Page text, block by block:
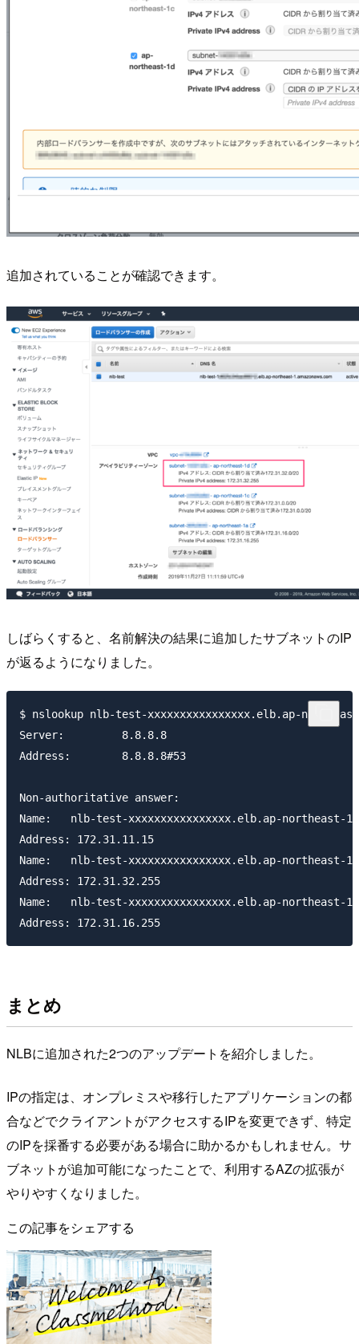
追加されていることが確認できます。
しばらくすると、名前解決の結果に追加したサブネットのIP
が返るようになりました。
$ nslookup nlb-test-xxxxxxxxxxxxxxxx.elb.ap-
Server:		8.8.8.8
Address:	8.8.8.8#53
Non-authoritative answer:
Name:	nlb-test-xxxxxxxxxxxxxxxx.elb.ap-northeast-1.amazonaws.com
Address: 172.31.11.15
Name:	nlb-test-xxxxxxxxxxxxxxxx.elb.ap-northeast-1.amazonaws.com
Address: 172.31.32.255
Name:	nlb-test-xxxxxxxxxxxxxxxx.elb.ap-northeast-1.amazonaws.com
まとめ
NLBに追加された2つのアップデートを紹介しました。
IPの指定は、オンプレミスや移行したアプリケーションの都
合などでクライアントがアクセスするIPを変更できず、特定
のIPを採番する必要がある場合に助かるかもしれません。サ
ブネットが追加可能になったことで、利用するAZの拡張が
やりやすくなりました。
この記事をシェアする